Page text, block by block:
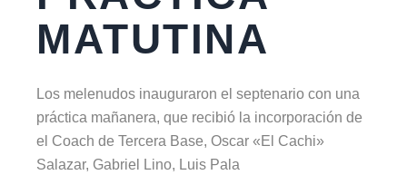
MATUTINA
Los melenudos inauguraron el septenario con una
práctica mañanera, que recibió la incorporación de
el Coach de Tercera Base, Oscar «El Cachi»
Salazar, Gabriel Lino, Luis Pala